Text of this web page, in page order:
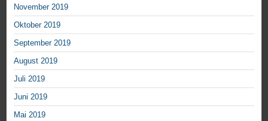
November 2019
Oktober 2019
September 2019
August 2019
Juli 2019
Juni 2019
Mai 2019